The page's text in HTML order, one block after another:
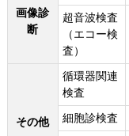
画像診
断
超音波検査
（エコー検
査）
その他
循環器関連
検査
細胞診検査